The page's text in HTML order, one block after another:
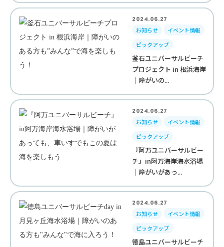
2024.06.27
お知らせ
イベント情報
ピックアップ
釜石ユニバーサルビーチ
プロジェクト in 根浜海岸
｜障がいの...
2024.06.27
お知らせ
イベント情報
ピックアップ
『阿万ユニバーサルビー
チ』in阿万海岸海水浴場
｜障がいがあっ...
2024.06.27
お知らせ
イベント情報
ピックアップ
徳島ユニバーサルビーチ